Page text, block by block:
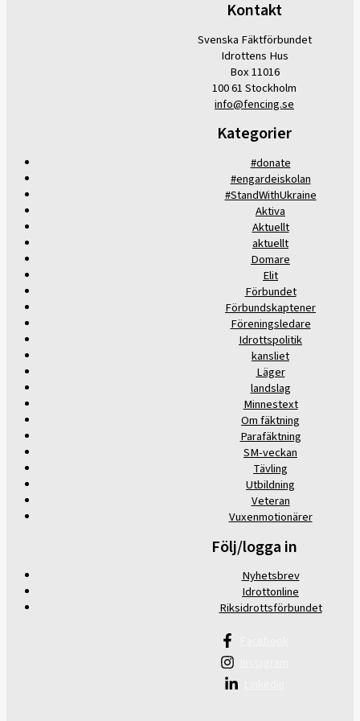
Kontakt
Svenska Fäktförbundet
Idrottens Hus
Box 11016
100 61 Stockholm
info@fencing.se
Kategorier
#donate
#engardeiskolan
#StandWithUkraine
Aktiva
Aktuellt
aktuellt
Domare
Elit
Förbundet
Förbundskaptener
Föreningsledare
Idrottspolitik
kansliet
Läger
landslag
Minnestext
Om fäktning
Parafäktning
SM-veckan
Tävling
Utbildning
Veteran
Vuxenmotionärer
Följ/logga in
Nyhetsbrev
Idrottonline
Riksidrottsförbundet